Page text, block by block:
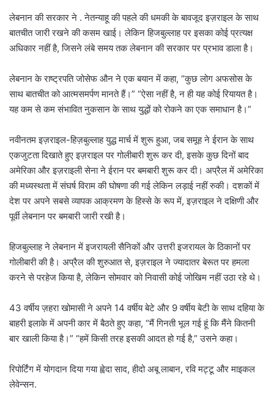
लेबनान की सरकार ने . नेतन्याहू की पहले की धमकी के बावजूद इज़राइल के साथ
बातचीत जारी रखने की कसम खाई। लेकिन हिजबुल्लाह पर इसका कोई प्रत्यक्ष
अधिकार नहीं है, जिसने लंबे समय तक लेबनान की सरकार पर प्रभाव डाला है।
लेबनान के राष्ट्रपति जोसेफ औन ने एक बयान में कहा, “कुछ लोग अफसोस के
साथ बातचीत को आत्मसमर्पण मानते हैं।” “ऐसा नहीं है, न ही यह कोई रियायत है।
यह कम से कम संभावित नुकसान के साथ युद्धों को रोकने का एक समाधान है।”
नवीनतम इज़राइल-हिज़बुल्लाह युद्ध मार्च में शुरू हुआ, जब समूह ने ईरान के साथ
एकजुटता दिखाते हुए इज़राइल पर गोलीबारी शुरू कर दी, इसके कुछ दिनों बाद
अमेरिका और इज़राइली सेना ने ईरान पर बमबारी शुरू कर दी। अप्रैल में अमेरिका
की मध्यस्थता में संघर्ष विराम की घोषणा की गई लेकिन लड़ाई नहीं रुकी। दशकों में
देश पर अपने सबसे व्यापक आक्रमण के हिस्से के रूप में, इज़राइल ने दक्षिणी और
पूर्वी लेबनान पर बमबारी जारी रखी है।
हिजबुल्लाह ने लेबनान में इजरायली सैनिकों और उत्तरी इजरायल के ठिकानों पर
गोलीबारी की है। अप्रैल की शुरुआत से, इज़राइल ने ज्यादातर बेरूत पर हमला
करने से परहेज किया है, लेकिन सोमवार को निवासी कोई जोखिम नहीं उठा रहे थे।
43 वर्षीय ज़हरा खोमासी ने अपने 14 वर्षीय बेटे और 9 वर्षीय बेटी के साथ दहिया के
बाहरी इलाके में अपनी कार में बैठते हुए कहा, “मैं गिनती भूल गई हूं कि मैंने कितनी
बार खाली किया है।” “हमें किसी तरह इसकी आदत हो गई है,” उसने कहा।
रिपोर्टिंग में योगदान दिया गया ह्वेदा साद, हीदो अबू लाबान, रवि मट्टू और माइकल
लेवेन्सन.